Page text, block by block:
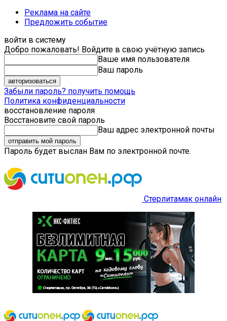
Реклама на сайте
Предложить событие
войти в систему
Добро пожаловать! Войдите в свою учётную запись
Ваше имя пользователя
Ваш пароль
Забыли пароль? получить помощь
Политика конфиденциальности
восстановление пароля
Восстановите свой пароль
Ваш адрес электронной почты
Пароль будет выслан Вам по электронной почте.
Стерлитамак онлайн